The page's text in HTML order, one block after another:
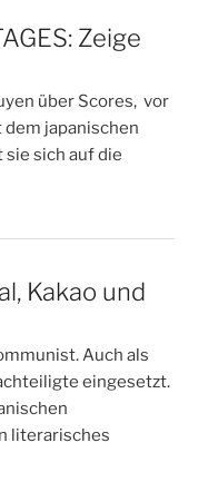
Zeige
über Scores, vor
japanischen
sich auf die
Kakao und
Auch als
eingesetzt.
literarisches